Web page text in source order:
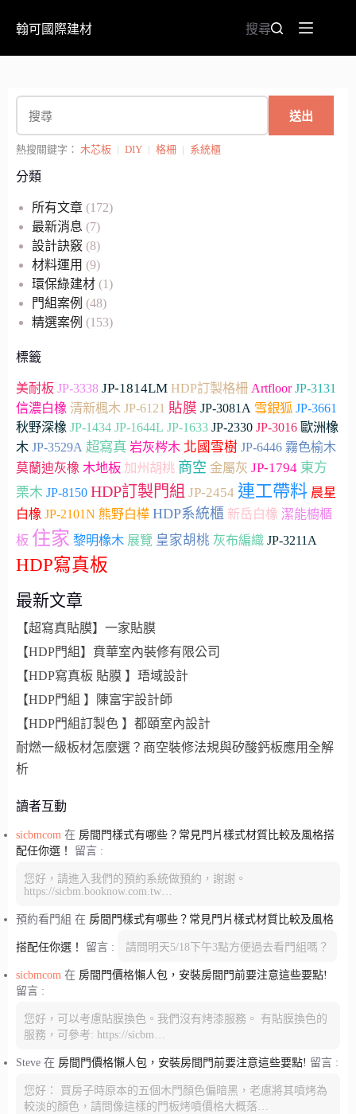
翰可國際建材 搜尋
送出
熱搜關鍵字： 木芯板 | DIY | 格柵 | 系統櫃
分類
所有文章 (172)
最新消息 (7)
設計訣竅 (8)
材料運用 (9)
環保綠建材 (1)
門組案例 (48)
精選案例 (153)
標籤
美耐板 JP-3338 JP-1814LM HDP訂製格柵 Artfloor JP-3131
信濃白橡 清新楓木 JP-6121 貼膜 JP-3081A 雪銀狐 JP-3661
秋野深橡 JP-1434 JP-1644L JP-1633 JP-2330 JP-3016 歐洲橡
木 JP-3529A 超寫真 岩灰梣木 北國雪樹 JP-6446 霧色榆木
莫蘭迪灰橡 木地板 加州胡桃 商空 金屬灰 JP-1794 東方
栗木 JP-8150 HDP訂製門組 JP-2454 連工帶料 晨星
白橡 JP-2101N 熊野白樺 HDP系統櫃 新岳白橡 潔能櫥櫃
板 住家 黎明橡木 展覽 皇家胡桃 灰布編織 JP-3211A
HDP寫真板
最新文章
【超寫真貼膜】一家貼膜
【HDP門組】賁華室內裝修有限公司
【HDP寫真板 貼膜 】珸域設計
【HDP門組 】陳富宇設計師
【HDP門組訂製色 】都頤室內設計
耐燃一級板材怎麼選？商空裝修法規與矽酸鈣板應用全解
析
讀者互動
sicbmcom 在 房間門樣式有哪些？常見門片樣式材質比較及風格搭
配任你選！
留言 :
您好，請進入我們的預約系統做預約，謝謝。
https://sicbm.booknow.com.tw…
預約看門組 在 房間門樣式有哪些？常見門片樣式材質比較及風格
搭配任你選！ 留言 : 請問明天5/18下午3點方便過去看門組嗎？
sicbmcom 在 房間門價格懶人包，安裝房間門前要注意這些要點!
留言 :
您好，可以考慮貼膜換色。我們沒有烤漆服務。 有貼膜換色的
服務，可參考: https://sicbm…
Steve 在 房間門價格懶人包，安裝房間門前要注意這些要點! 留言 :
您好： 買房子時原本的五個木門顏色偏暗黑，老慮將其噴烤為
較淡的顏色，請問像這樣的門板烤噴價格大概落…